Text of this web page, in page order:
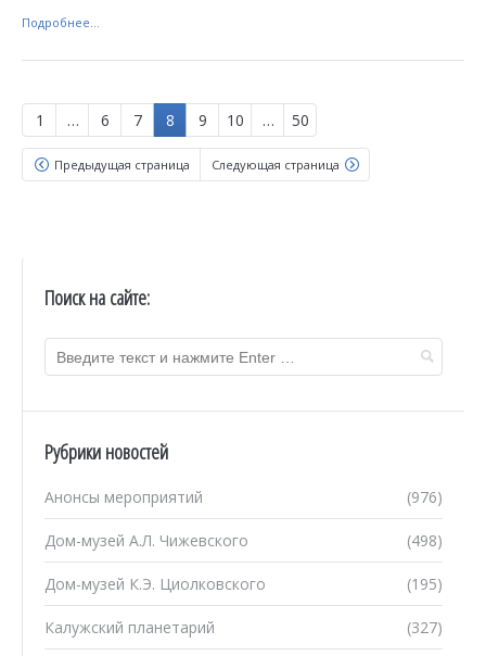
Подробнее...
1 … 6 7 8 9 10 … 50
Предыдущая страница Следующая страница
Поиск на сайте:
Рубрики новостей
(976)
Анонсы мероприятий
(498)
Дом-музей А.Л. Чижевского
(195)
Дом-музей К.Э. Циолковского
(327)
Калужский планетарий